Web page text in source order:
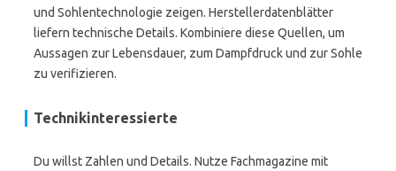
und Sohlentechnologie zeigen. Herstellerdatenblätter
liefern technische Details. Kombiniere diese Quellen, um
Aussagen zur Lebensdauer, zum Dampfdruck und zur Sohle
zu verifizieren.
Technikinteressierte
Du willst Zahlen und Details. Nutze Fachmagazine mit